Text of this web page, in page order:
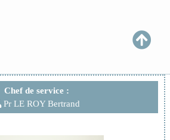
Chef de service :
Pr LE ROY Bertrand